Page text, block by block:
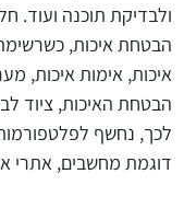
ולבדיקת תוכנה ועוד.
הבטחת איכות,
איכות, אימות איכות,
הבטחת האיכות, ציוד
לכך, נחשף לפלטפורמות
דוגמת מחשבים, אתרי